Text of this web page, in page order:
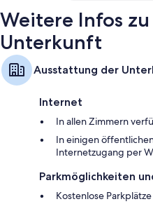
Weitere Infos
Unterkunft
Ausstattung der
Internet
In allen Zimmern
In einigen
Internetzugang per
Parkmöglichkeiten
Kostenlose